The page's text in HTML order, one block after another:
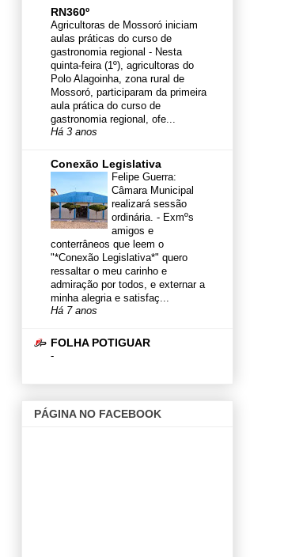
RN360º
Agricultoras de Mossoró iniciam
aulas práticas do curso de
gastronomia regional - Nesta
quinta-feira (1º), agricultoras do
Polo Alagoinha, zona rural de
Mossoró, participaram da primeira
aula prática do curso de
gastronomia regional, ofe...
Há 3 anos
Conexão Legislativa
Felipe Guerra:
Câmara Municipal
realizará sessão
ordinária. - Exmºs
amigos e
conterrâneos que leem o
"*Conexão Legislativa*" quero
ressaltar o meu carinho e
admiração por todos, e externar a
minha alegria e satisfaç...
Há 7 anos
FOLHA POTIGUAR
-
PÁGINA NO FACEBOOK